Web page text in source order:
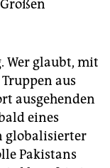
Wer glaubt, mit
aus
ausgehenden
eines
globalisierter
Pakistans